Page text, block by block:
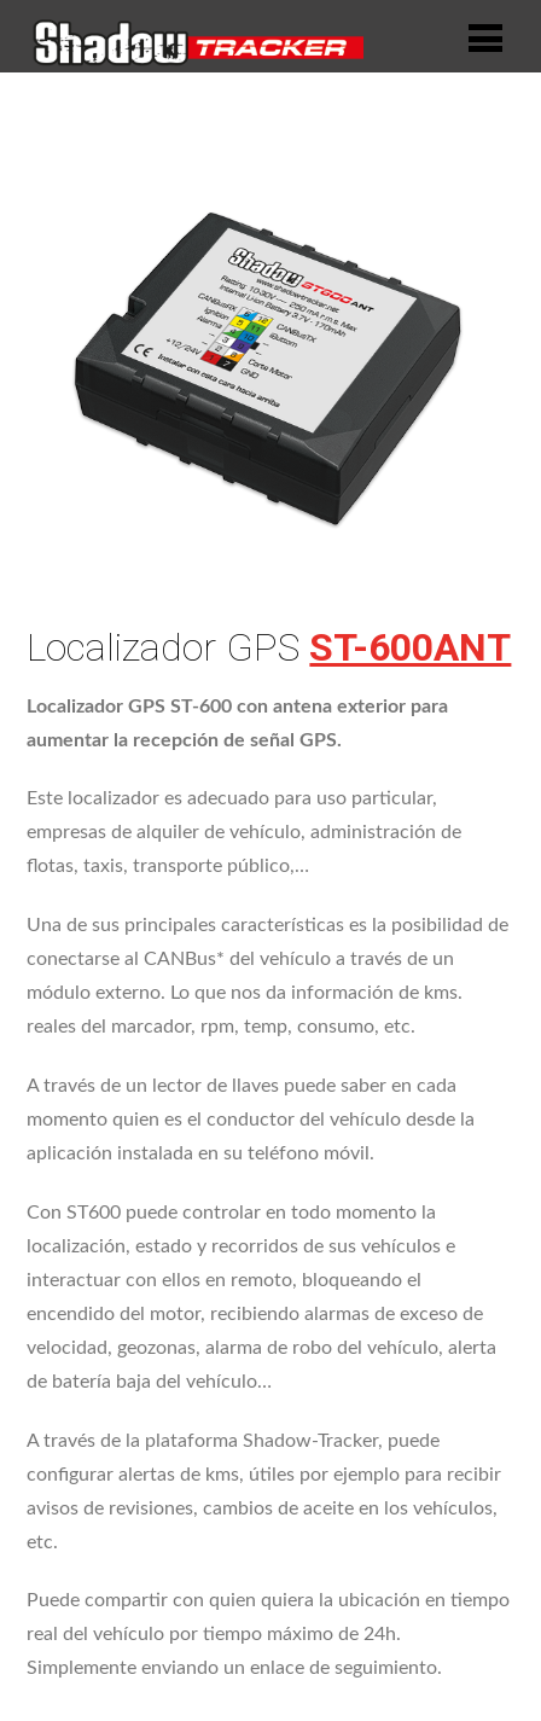
Localizador GPS ST-600ANT
Localizador GPS ST-600 con antena exterior para
aumentar la recepción de señal GPS.
Este localizador es adecuado para uso particular,
empresas de alquiler de vehículo, administración de
flotas, taxis, transporte público,…
Una de sus principales características es la posibilidad de
conectarse al CANBus* del vehículo a través de un
módulo externo. Lo que nos da información de kms.
reales del marcador, rpm, temp, consumo, etc.
A través de un lector de llaves puede saber en cada
momento quien es el conductor del vehículo desde la
aplicación instalada en su teléfono móvil.
Con ST600 puede controlar en todo momento la
localización, estado y recorridos de sus vehículos e
interactuar con ellos en remoto, bloqueando el
encendido del motor, recibiendo alarmas de exceso de
velocidad, geozonas, alarma de robo del vehículo, alerta
de batería baja del vehículo…
A través de la plataforma Shadow-Tracker, puede
configurar alertas de kms, útiles por ejemplo para recibir
avisos de revisiones, cambios de aceite en los vehículos,
etc.
Puede compartir con quien quiera la ubicación en tiempo
real del vehículo por tiempo máximo de 24h.
Simplemente enviando un enlace de seguimiento.